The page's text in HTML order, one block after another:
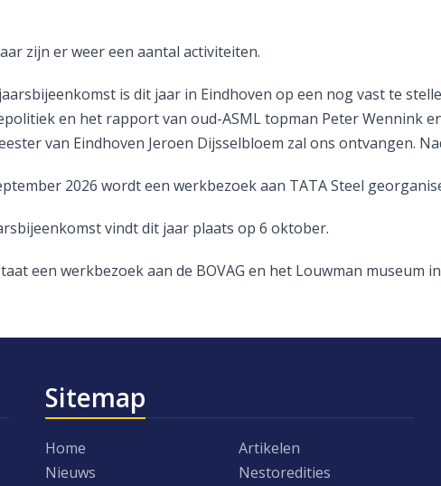
zijn er weer een aantal activiteiten.
is dit jaar in Eindhoven op een nog vast te
en het rapport van oud-ASML topman Peter Wennink
van Eindhoven Jeroen Dijsselbloem zal ons ontvangen.
2026 wordt een werkbezoek aan TATA Steel
vindt dit jaar plaats op 6 oktober.
een werkbezoek aan de BOVAG en het Louwman museum
Sitemap
Home
Nieuws
Artikelen
Nestoredities